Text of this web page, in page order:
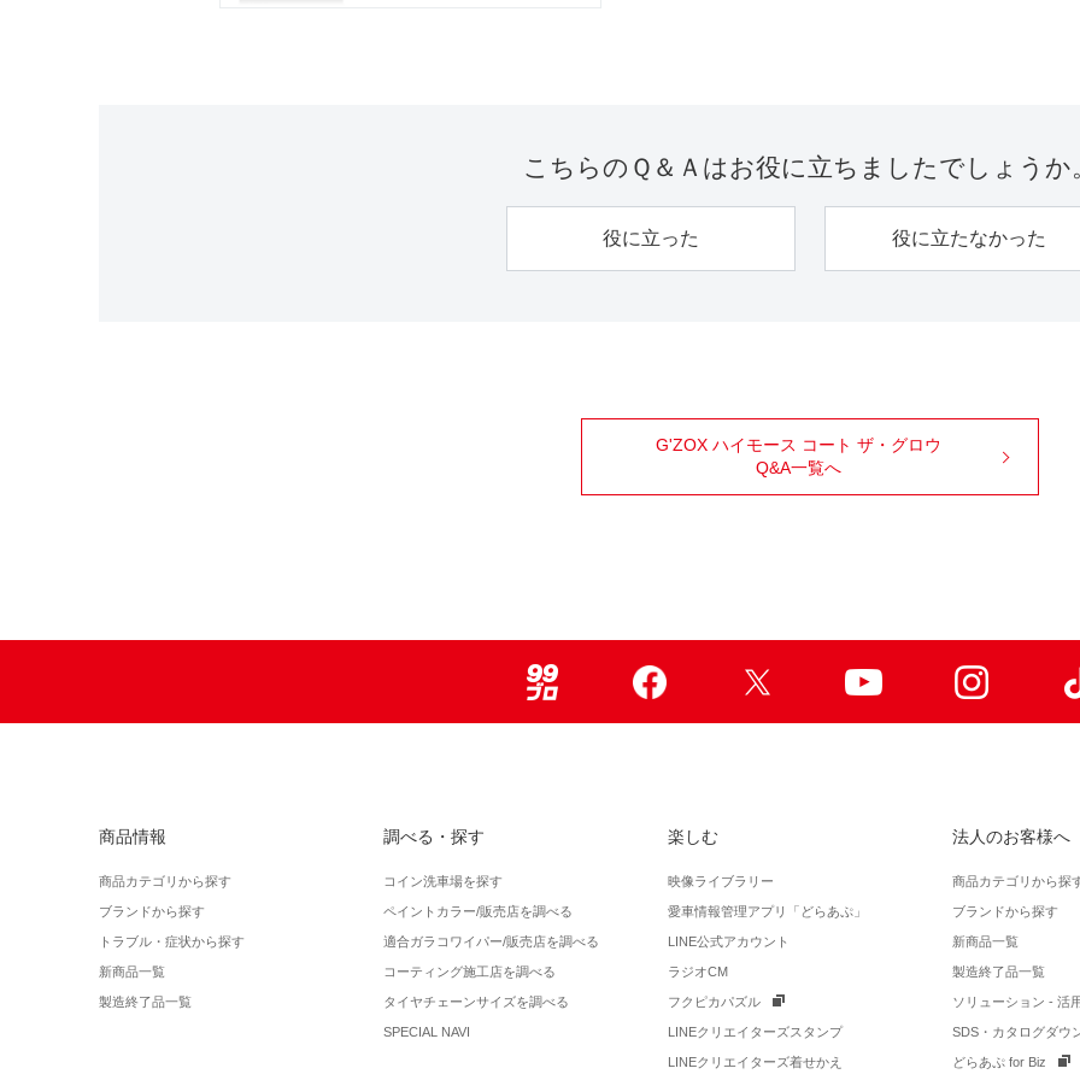
こちらのＱ＆Ａは お役に立ちましたでしょうか
役に立った 役に立たなかった
G'ZOX ハイモース コート ザ・グロウ
Q&A一覧へ
商品情報
商品カテゴリから探す
ブランドから探す
トラブル・症状から探す
新商品一覧
製造終了品一覧
調べる・探す
コイン洗車場を探す
ペイントカラー/販売店を調べる
適合ガラコワイパー/販売店を調べる
コーティング施工店を調べる
タイヤチェーンサイズを調べる
SPECIAL NAVI
楽しむ
映像ライブラリー
愛車情報管理アプリ「どらあぷ」
LINE公式アカウント
ラジオCM
フクピカパズル
LINEクリエイターズスタンプ
LINEクリエイターズ着せかえ
法人のお客様へ
商品カテゴリから探
ブランドから探す
新商品一覧
製造終了品一覧
ソリューション - 活
SDS・カタログダウ
どらあぷ for Biz